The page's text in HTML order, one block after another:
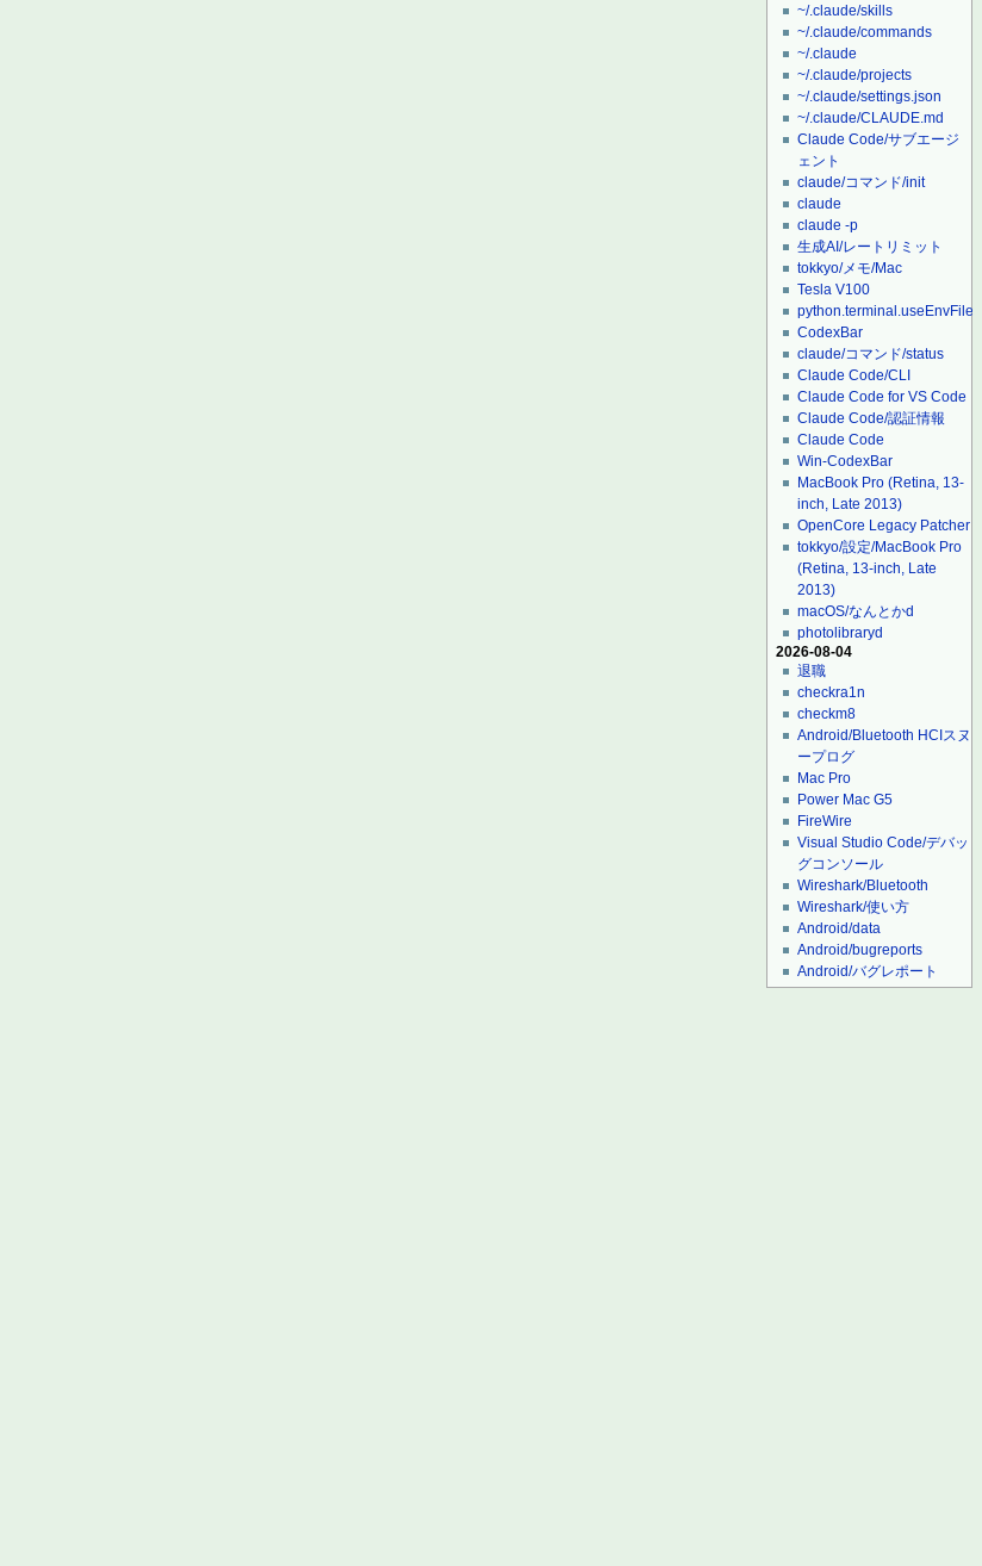
~/.claude/skills
~/.claude/commands
~/.claude
~/.claude/projects
~/.claude/settings.json
~/.claude/CLAUDE.md
Claude Code/サブエージ
ェント
claude/コマンド/init
claude
claude -p
生成AI/レートリミット
tokkyo/メモ/Mac
Tesla V100
python.terminal.useEnvFile
CodexBar
claude/コマンド/status
Claude Code/CLI
Claude Code for VS Code
Claude Code/認証情報
Claude Code
Win-CodexBar
MacBook Pro (Retina, 13-
inch, Late 2013)
OpenCore Legacy Patcher
tokkyo/設定/MacBook Pro
(Retina, 13-inch, Late
2013)
macOS/なんとかd
photolibraryd
2026-08-04
退職
checkra1n
checkm8
Android/Bluetooth HCIスヌ
ープログ
Mac Pro
Power Mac G5
FireWire
Visual Studio Code/デバッ
グコンソール
Wireshark/Bluetooth
Wireshark/使い方
Android/data
Android/bugreports
Android/バグレポート